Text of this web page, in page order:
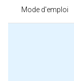
Mode d'emploi